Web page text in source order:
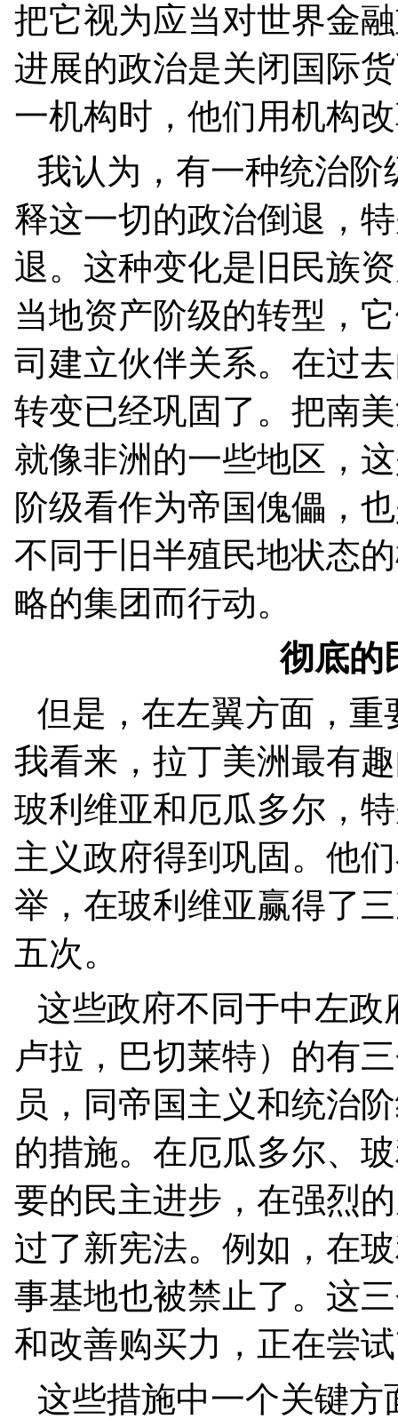
把它视为应当对世界金
进展的政治是关闭国际
一机构时，他们用机构
我认为，有一种统治
释这一切的政治倒退，
退。这种变化是旧民族
当地资产阶级的转型，
司建立伙伴关系。在过
转变已经巩固了。把南
就像非洲的一些地区，
阶级看作为帝国傀儡，
不同于旧半殖民地状态
略的集团而行动。
彻底的
但是，在左翼方面，
我看来，拉丁美洲最有
玻利维亚和厄瓜多尔，
主义政府得到巩固。他
举，在玻利维亚赢得了
五次。
这些政府不同于中左
卢拉，巴切莱特）的有
员，同帝国主义和统治
的措施。在厄瓜多尔、
要的民主进步，在强烈
过了新宪法。例如，在
事基地也被禁止了。这
和改善购买力，正在尝
这些措施中一个关键